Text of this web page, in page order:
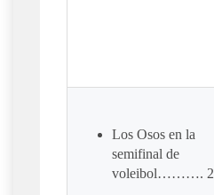
Los Osos en la
semifinal de
voleibol………. 2